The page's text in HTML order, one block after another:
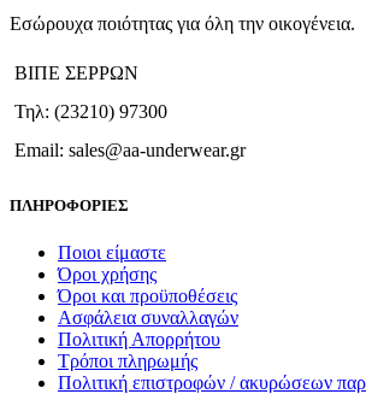
παραλλαγές.
Οι
μπορούν
επιλεγούν
στη
σελίδα
προϊόντος
Εσώρουχα ποιότητας για όλη την οικογένεια.
ΒΙΠΕ ΣΕΡΡΩΝ
Τηλ: (23210) 97300
Email: sales@aa-underwear.gr
ΠΛΗΡΟΦΟΡΙΕΣ
Ποιοι είμαστε
Όροι χρήσης
Όροι και προϋποθέσεις
Ασφάλεια συναλλαγών
Πολιτική Απορρήτου
Τρόποι πληρωμής
Πολιτική επιστροφών / ακυρώσεων